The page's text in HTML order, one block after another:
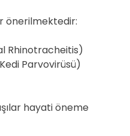
önerilmektedir:
Rhinotracheitis)
Parvovirüsü)
hayati öneme